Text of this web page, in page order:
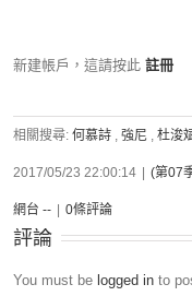
新建帳戶，這請按此 註冊
相關搜尋: 何慕詩 , 強尼 , 杜浚
2017/05/23 22:00:14 (第07
網台 -- 0條評論
評論
You must be logged in to